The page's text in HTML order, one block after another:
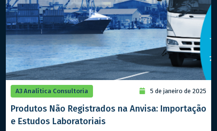
A3 Analítica Consultoria 5 de janeiro de 2025
Produtos Não Registrados na Anvisa: Importação
e Estudos Laboratoriais